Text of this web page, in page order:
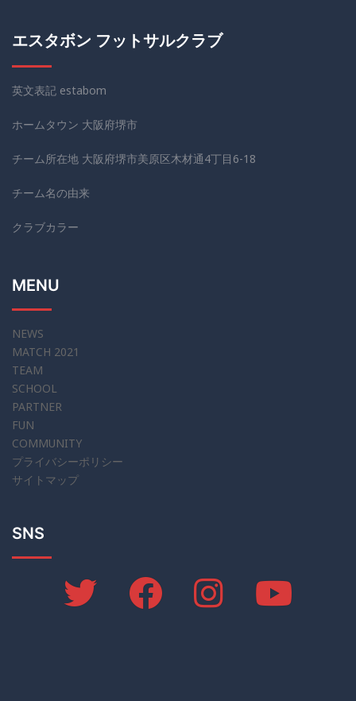
エスタボン フットサルクラブ
英文表記 estabom
ホームタウン 大阪府堺市
チーム所在地 大阪府堺市美原区木材通4丁目6-18
チーム名の由来
クラブカラー
MENU
NEWS
MATCH 2021
TEAM
SCHOOL
PARTNER
FUN
COMMUNITY
プライバシーポリシー
サイトマップ
SNS
twitter Facebook Instagram